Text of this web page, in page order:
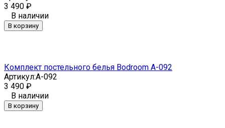
3 490 ₽
В наличии
В корзину
Комплект постельного белья Bodroom A-092
Артикул:A-092
3 490 ₽
В наличии
В корзину